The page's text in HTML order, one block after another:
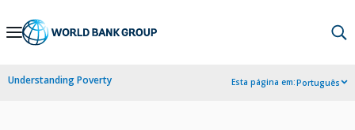
Skip
Navigation
Understanding Poverty Esta página em:Português